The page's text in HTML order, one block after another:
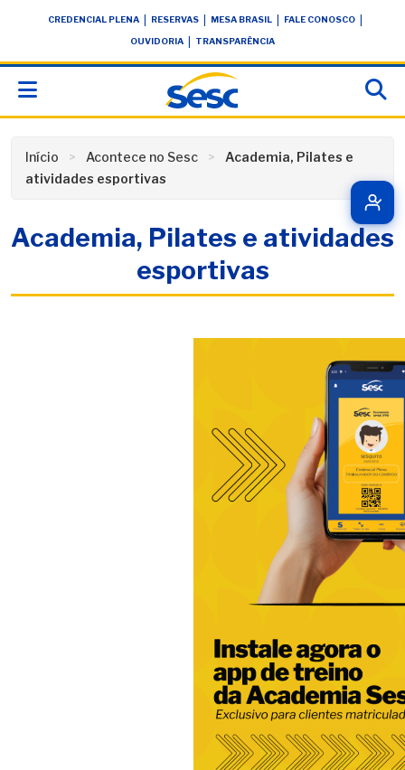
conteúdoCREDENCIAL PLENA RESERVAS MESA BRASIL FALE CONOSCO
OUVIDORIA TRANSPARÊNCIA
Início Acontece no Sesc
Academia, Pilates e
atividades esportivas
Academia, Pilates e atividades
esportivas